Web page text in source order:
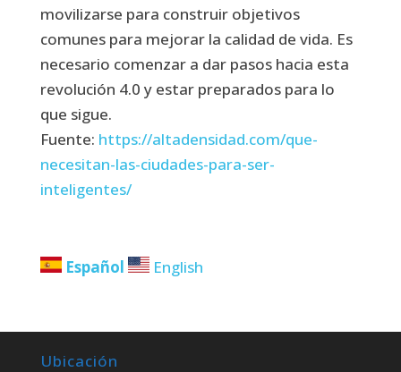
movilizarse para construir objetivos
comunes para mejorar la calidad de vida. Es
necesario comenzar a dar pasos hacia esta
revolución 4.0 y estar preparados para lo
que sigue.
Fuente: https://altadensidad.com/que-
necesitan-las-ciudades-para-ser-
inteligentes/
Español English
Ubicación